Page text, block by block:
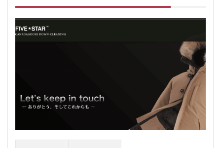
FIVE★STAR
評判
2.2
FIVE★STAR
の良い口コ